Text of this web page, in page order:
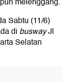
Sabtu (11/6)
di buswayJl
Selatan